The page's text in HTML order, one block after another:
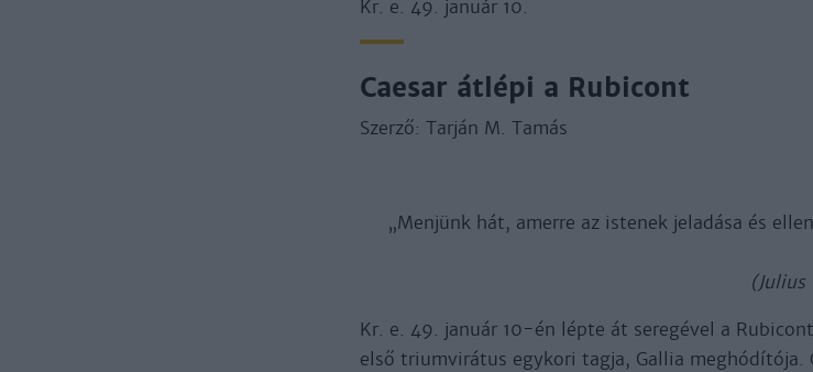
Kr. e. 49. január 10.
Caesar átlépi a Rubicont
Szerző: Tarján M. Tamás
„Menjünk hát, amerre az istenek jeladása és
(Julius
Kr. e. 49. január 10-én lépte át seregével a
első triumvirátus egykori tagja, Gallia meghódítója.